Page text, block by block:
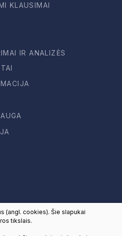
KLAUSIMAI
IR ANALIZĖS
(angl. cookies). Šie slapukai
tikslais.